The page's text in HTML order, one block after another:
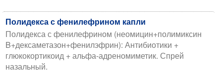
Полидекса с фенилефрином капли
Полидекса с фенилефрином (неомицин+полимиксин
B+дексаметазон+фенилэфрин): Антибиотики +
глюкокортикоид + альфа-адреномиметик. Спрей
назальный.